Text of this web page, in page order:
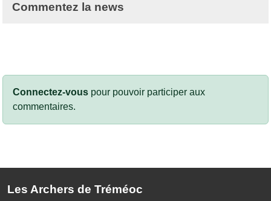
Commentez la news
Connectez-vous pour pouvoir participer aux
commentaires.
Les Archers de Tréméoc